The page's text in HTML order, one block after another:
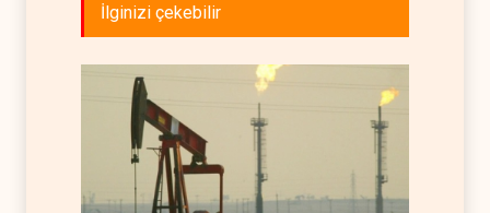
İlginizi çekebilir